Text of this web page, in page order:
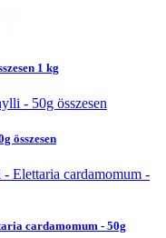
1 kg
összesen
cardamomum - 50g